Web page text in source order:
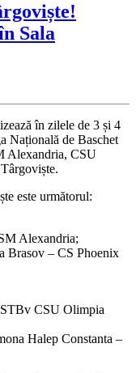
Sala
în zilele de 3 și 4
Națională de Baschet
Alexandria, CSU
este următorul:
Alexandria;
Brasov – CS Phoenix
CSU Olimpia
Halep Constanta –